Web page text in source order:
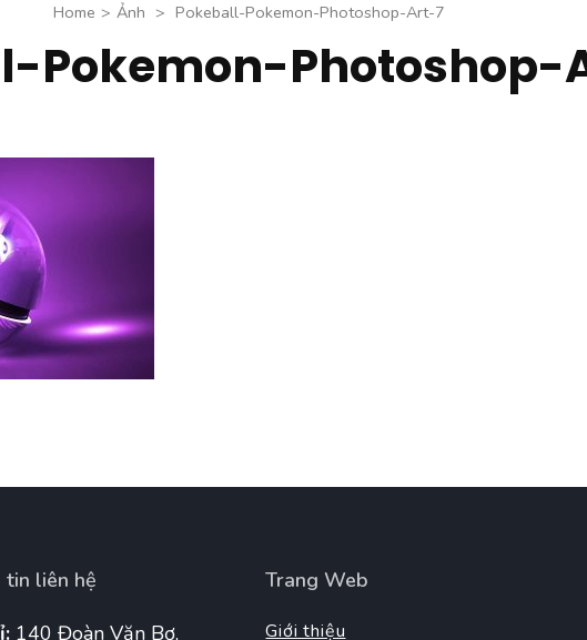
Home > Ảnh > Pokeball-Pokemon-Photoshop-Art-7
Pokemon-Photoshop-
tin liên hệ
140 Đoàn Văn Bơ,
Trang Web
Giới thiệu